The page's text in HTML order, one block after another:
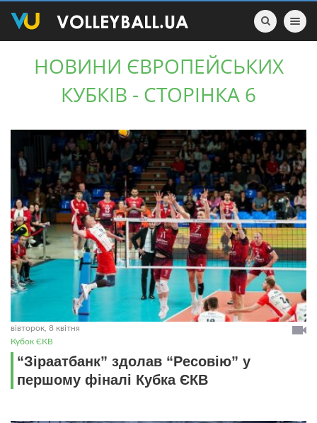
Toggle
НОВИНИ ЄВРОПЕЙСЬКИХ
КУБКІВ - СТОРІНКА 6
вівторок, 8 квітня
Кубок ЄКВ
“Зіраатбанк” здолав “Ресовію” у
першому фіналі Кубка ЄКВ